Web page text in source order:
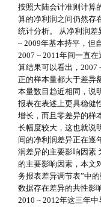
按照大陆会计准则计算
算的净利润之间仍然存
统计分析。 从净利润
~ 2009年基本持平，但
2007 ~ 2011年间一直
算结果可以看出，2007
正的样本量都大于差异
本量数目趋近相同，说
报表在表述上更具稳健
增长，而且零差异的样
长幅度较大，这也就说
间的净利润差异正在逐
润差异的主要影响因素
的主要影响因素，本文
务报表差异调节表”中
数据存在差异的共性影
2010 ~ 2012年这三年